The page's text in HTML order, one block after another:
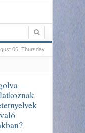
06. Thursday
–